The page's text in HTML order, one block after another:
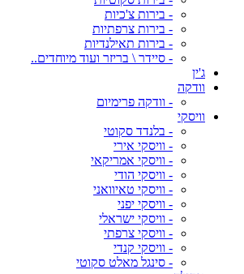
- בירות צ'כיות
- בירות צרפתיות
- בירות תאילנדיות
- סיידר \ בריזר ועוד מיוחדים..
ג'ין
וודקה
- וודקה פרימיום
וויסקי
- בלנדד סקוטי
- וויסקי אירי
- וויסקי אמריקאי
- וויסקי הודי
- וויסקי טאיוואני
- וויסקי יפני
- וויסקי ישראלי
- וויסקי צרפתי
- וויסקי קנדי
- סינגל מאלט סקוטי